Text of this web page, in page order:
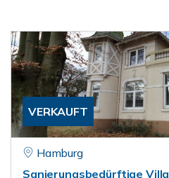
VERKAUFT
Hamburg
Sanierungsbedürftige Villa